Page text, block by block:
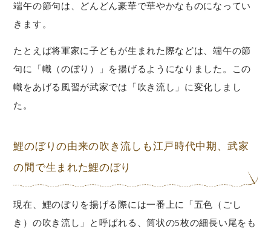
端午の節句は、どんどん豪華で華やかなものになってい
きます。
たとえば将軍家に子どもが生まれた際などは、端午の節
句に「幟（のぼり）」を揚げるようになりました。この
幟をあげる風習が武家では「吹き流し」に変化しまし
た。
鯉のぼりの由来の吹き流しも江戸時代中期、武家
の間で生まれた鯉のぼり
現在、鯉のぼりを揚げる際には一番上に「五色（ごし
き）の吹き流し」と呼ばれる、筒状の5枚の細長い尾をも